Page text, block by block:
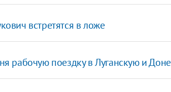
встретятся в ложе
рабочую поездку в Луганскую и